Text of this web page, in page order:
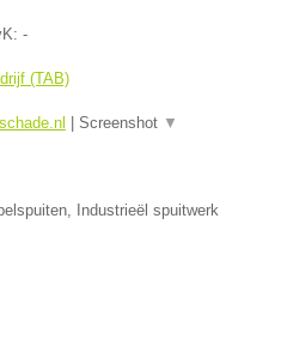
-
(TAB)
Screenshot ▼
Industrieël spuitwerk